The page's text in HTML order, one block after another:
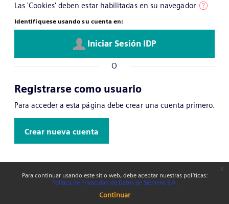
Las 'Cookies' deben estar habilitadas en su navegador
Identifíquese usando su cuenta en:
Iniciar Sesión IDP
O
Registrarse como usuario
Para acceder a esta página debe crear una cuenta primero.
Crear nueva cuenta
Para continuar usando este sitio web, debe aceptar nuestras políticas:
Política de Privacidad de Datos de Siemens S.A.
Continuar